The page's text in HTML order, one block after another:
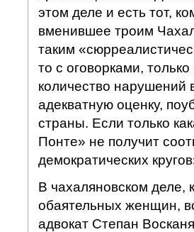
этом деле и есть тот,
вменившее троим
таким
то с оговорками,
количество нарушений
адекватную оценку,
страны. Если только
Понте» не получит
демократических
В чахаляновском деле,
обаятельных женщин,
адвокат Степан